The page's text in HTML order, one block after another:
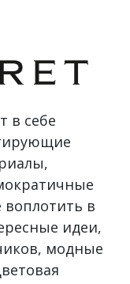
в себе
в
идеи,
модные